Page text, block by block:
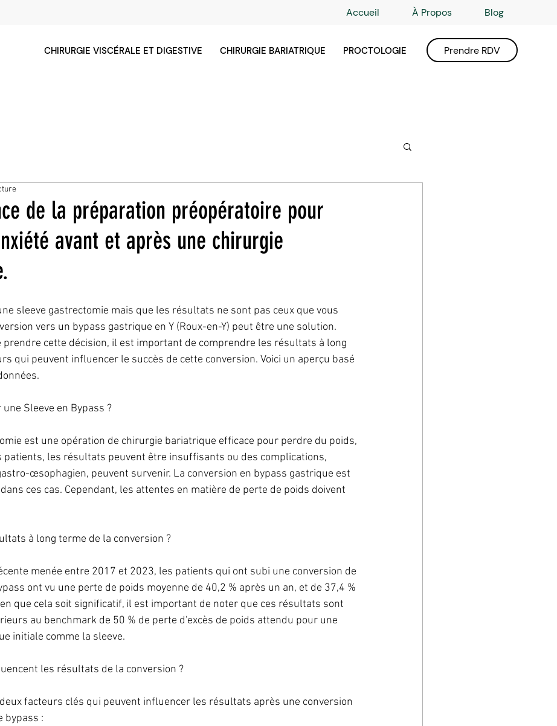
Accueil À Propos Blog
CHIRURGIE VISCÉRALE ET DIGESTIVE CHIRURGIE BARIATRIQUE PROCTOLOGIE Prendre RDV
de la préparation préopératoire pour
avant et après une chirurgie
sleeve gastrectomie mais que les résultats ne sont pas ceux que vous
vers un bypass gastrique en Y (Roux-en-Y) peut être une solution.
prendre cette décision, il est important de comprendre les résultats à long
qui peuvent influencer le succès de cette conversion. Voici un aperçu basé
Sleeve en Bypass ?
est une opération de chirurgie bariatrique efficace pour perdre du poids,
patients, les résultats peuvent être insuffisants ou des complications,
œsophagien, peuvent survenir. La conversion en bypass gastrique est
ces cas. Cependant, les attentes en matière de perte de poids doivent
à long terme de la conversion ?
menée entre 2017 et 2023, les patients qui ont subi une conversion de
ont vu une perte de poids moyenne de 40,2 % après un an, et de 37,4 %
que cela soit significatif, il est important de noter que ces résultats sont
au benchmark de 50 % de perte d'excès de poids attendu pour une
initiale comme la sleeve.
les résultats de la conversion ?
facteurs clés qui peuvent influencer les résultats après une conversion
bypass :